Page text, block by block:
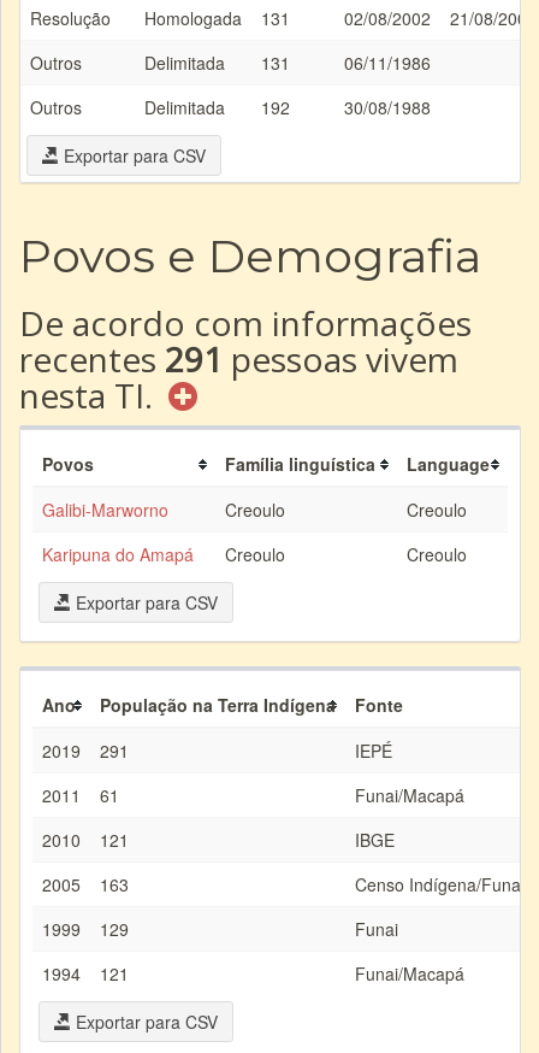
Resolução Homologada 131 02/08/2002
21/08/2002
Outros
Delimitada 131
06/11/1986
Outros
Delimitada 192
30/08/1988
Exportar para CSV
Povos e Demografia
De acordo com informações
recentes 291 pessoas vivem
nesta TI.
Povos Família linguística
Language
Galibi-Marworno
Creoulo
Creoulo
Karipuna do Amapá
Creoulo
Creoulo
Exportar para CSV
Ano População na Terra Indígena
Fonte
2019
291
IEPÉ
2011
61
Funai/Macapá
2010
121
IBGE
2005
163
Censo Indígena/Funai/
1999
129
Funai
1994
121
Funai/Macapá
Exportar para CSV